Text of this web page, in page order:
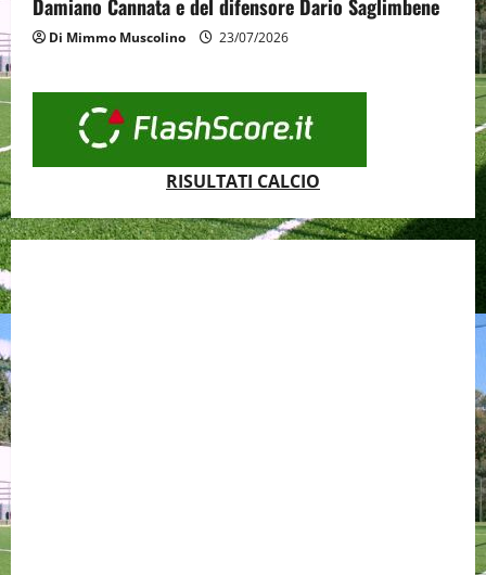
Damiano Cannata e del difensore Dario Saglimbene
Di Mimmo Muscolino 23/07/2026
RISULTATI CALCIO